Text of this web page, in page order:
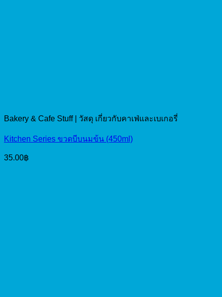
Bakery & Cafe Stuff | วัสดุ เกี่ยวกับคาเฟ่และเบเกอรี่
Kitchen Series ขวดบีบนมข้น (450ml)
35.00฿